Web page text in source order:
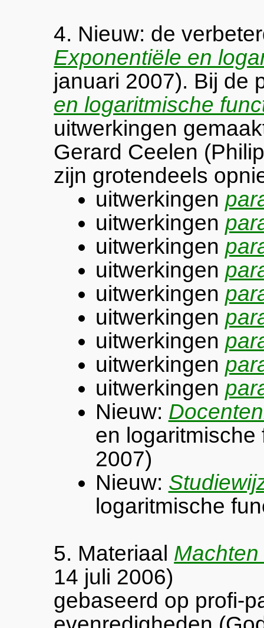
4. Nieuw: de
Exponentiële en
januari 2007). Bij de
en logaritmische
uitwerkingen
Gerard Ceelen
zijn grotendeels
uitwerkingen
uitwerkingen
uitwerkingen
uitwerkingen
uitwerkingen
uitwerkingen
uitwerkingen
uitwerkingen
uitwerkingen
Nieuw:
en logaritmische
2007)
Nieuw:
logaritmische
5. Materiaal
14 juli 2006)
gebaseerd op profi-